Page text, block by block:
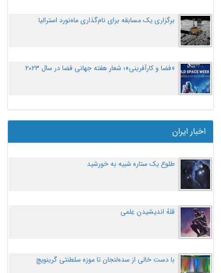
برگزاری یک مسابقه برای نام‌گذاری ماه‌نورد استرالیا
«فضا و کارآفرینی»؛ شعار هفته جهانی فضا در سال ۲۰۲۳
اخبار ایران
طلوع یک ستاره شبیه به خورشید
قلهُ اندیشیدنِ عِلمی
با دست خالی از سده‌لنجان تا موزه سلطنتی گرینویچ